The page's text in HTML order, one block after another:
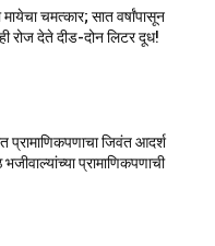
मायेचा चमत्कार; सात वर्षांपासून
रोज देते दीड-दोन लिटर दूध!
प्रामाणिकपणाचा जिवंत आदर्श
प्रामाणिकपणाची